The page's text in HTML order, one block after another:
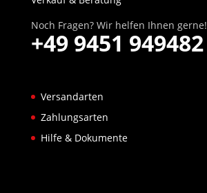
Noch Fragen? Wir helfen Ihnen gerne!
+49 9451 949482
Versandarten
Zahlungsarten
Hilfe & Dokumente